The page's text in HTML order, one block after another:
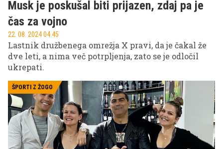
Musk je poskušal biti prijazen, zdaj pa je
čas za vojno
22. 08. 2024 04.45
Lastnik družbenega omrežja X pravi, da je čakal že
dve leti, a nima več potrpljenja, zato se je odločil
ukrepati.
ŠPORTI Z ŽOGO